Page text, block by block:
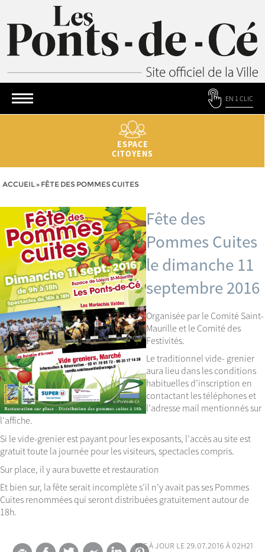
EN 1 CLIC
ESPACE
CITOYENS
ACCUEIL» FÊTE DES POMMES CUITES
Fête des
Pommes Cuites
le dimanche 11
septembre 2016
Organisée par le Comité Saint-
Maurille et le Comité des
Festivités.
Le traditionnel vide- grenier
aura lieu dans les conditions
habituelles d’inscription en
contactant les téléphones et
l’adresse mail mentionnés sur
l’affiche.
Si le vide-grenier est payant pour les exposants, l’accès au site est
gratuit toute la journée pour les visiteurs, spectacles compris.
Sur place, il y aura buvette et restauration
Et bien sur, la fête serait incomplète s’il n’y avait pas ses Pommes
Cuites renommées qui seront distribuées gratuitement autour de
18h.
mis à jour le 29.07.2016 à 02h21